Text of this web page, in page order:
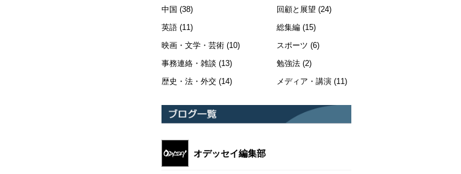
中国 (38)
英語 (11)
映画・文学・芸術 (10)
事務連絡・雑談 (13)
歴史・法・外交 (14)
回顧と展望 (24)
総集編(15)
スポーツ (6)
勉強法(2)
メディア・講演(11)
オデッセイ編集部